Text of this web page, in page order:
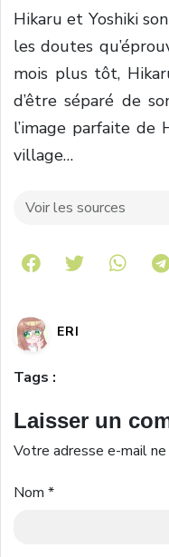
Hikaru et Yoshiki
les doutes
mois plus tôt,
d’être séparé de
l’image parfaite de
village…
Voir les sources
ERI
Tags :
Laisser un
Votre adresse e-mail
Nom *